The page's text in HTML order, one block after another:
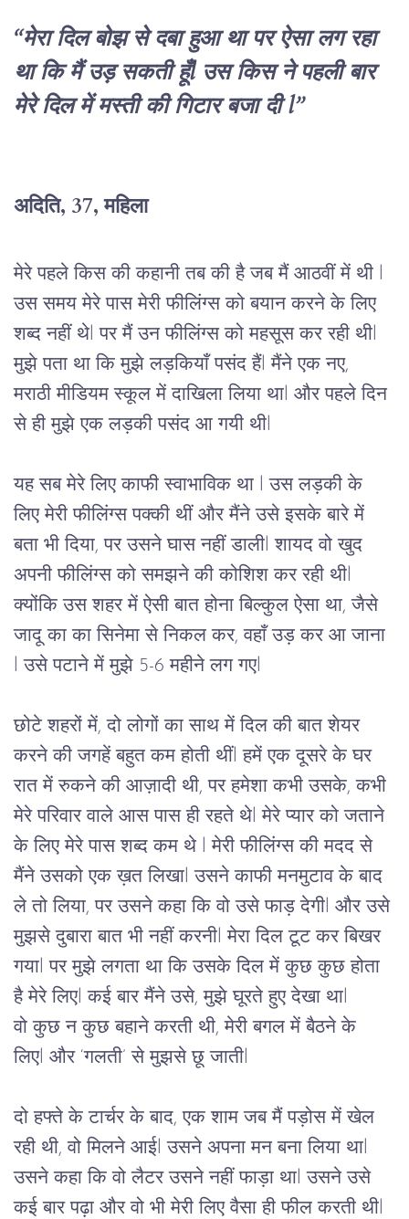
“मेरा दिल बोझ से दबाहुआ था पर ऐसा लग रहा
था कि मैं उड़ सकतीहूँl उस किस ने पहली बार
मेरे दिल में मस्ती की गिटार बजा दी l”
अदिति, 37, महिला
मेरे पहले किस की कहानी तब की है जब मैं आठवीं में थी
उस समय मेरे पास मेरी फीलिंग्स को बयान करने के लिए
शब्द नहीं थे l पर मैं उन फीलिंग्स को महसूस कर रही थी
मुझे पता था कि मुझे लड़कियाँ पसंद हैंl मैंने एक नए,
मराठी मीडियम स्कूल में दाखिला लिया था और पहले दिन
से ही मुझे एक लड़की पसंद आ गयी थी
यह सब मेरे लिए काफी स्वाभाविक था l उस लड़की के
लिए मेरी फीलिंग्स पक्की थीं और मैंने उसे इसके बारे में
बता भी दिया, पर उसने घास नहीं डाली l शायद वो खुद
अपनी फीलिंग्स को समझने की कोशिश कर रही थी
क्योंकि उस शहर में ऐसी बात होना बिल्कुल ऐसा था, जैसे
जादू का का सिनेमा से निकल कर, वहाँ उड़ कर आ जाना
l उसे पटाने में मुझे 5-6 महीने लग गएl
छोटे शहरों में, दो लोगों का साथ में दिल की बात शेयर
करने की जगहें बहुत कम होती थीं l हमें एक दूसरे के घर
रात में रुकने की आज़ादी थी, पर हमेशा कभी उसके, कभी
मेरे परिवार वाले आस पास ही रहते थे l मेरे प्यार को जताने
के लिए मेरे पास शब्द कम थे l मेरी फीलिंग्स की मदद से
मैंने उसको एक ख़त लिखा l उसने काफी मनमुटाव के बाद
ले तो लिया, पर उसने कहा कि वो उसे फाड़ देगी और उसे
मुझसे दुबारा बात भी नहीं करनी l मेरा दिल टूट कर बिखर
गया l पर मुझे लगता था कि उसके दिल में कुछ कुछ होता
है मेरे लिएl कई बार मैंने उसे, मुझे घूरते हुए देखा थाl
वो कुछ न कुछ बहाने करती थी, मेरी बगल में बैठने के
लिएl और ‘गलती’ से मुझसे छू जातीl
दो हफ्ते के टार्चर के बाद, एक शाम जब मैं पड़ोस में खेल
रही थी, वो मिलने आई l उसने अपना मन बना लिया था
उसने कहा कि वो लैटर उसने नहीं फाड़ा था l उसने उसे
कई बार पढ़ा और वो भी मेरी लिए वैसा ही फील करती थी